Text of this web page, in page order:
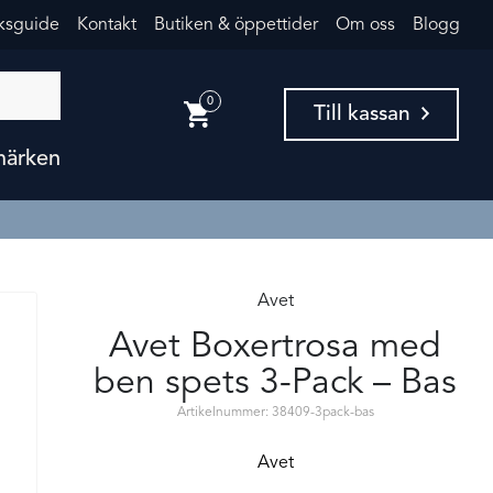
Kontakt Butiken & öppettider Om oss Blogg
0
Till kassan
Avet
Avet Boxertrosa med
ben spets 3-Pack – Bas
Artikelnummer: 38409-3pack-bas
Avet